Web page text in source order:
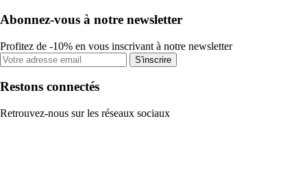
Abonnez-vous à notre newsletter
Profitez de -10% en vous inscrivant à notre newsletter
S'inscrire
Restons connectés
Retrouvez-nous sur les réseaux sociaux